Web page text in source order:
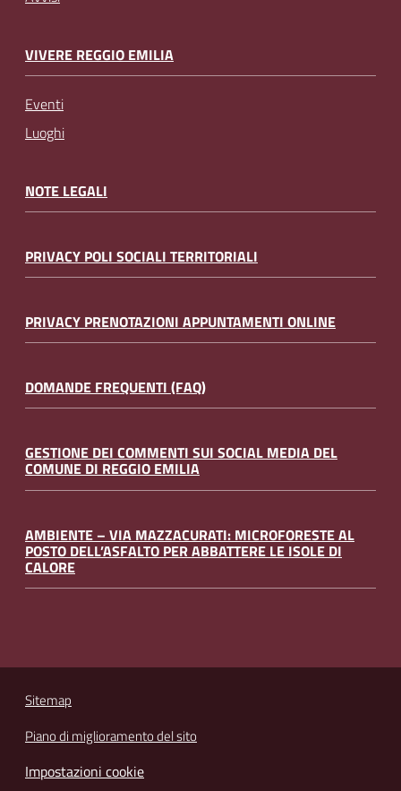
VIVERE REGGIO EMILIA
Eventi
Luoghi
NOTE LEGALI
PRIVACY POLI SOCIALI TERRITORIALI
PRIVACY PRENOTAZIONI APPUNTAMENTI ONLINE
DOMANDE FREQUENTI (FAQ)
GESTIONE DEI COMMENTI SUI SOCIAL MEDIA DEL
COMUNE DI REGGIO EMILIA
AMBIENTE – VIA MAZZACURATI: MICROFORESTE AL
POSTO DELL’ASFALTO PER ABBATTERE LE ISOLE DI
CALORE
Sitemap
Piano di miglioramento del sito
Impostazioni cookie